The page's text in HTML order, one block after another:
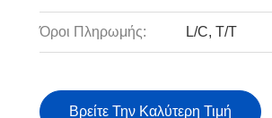
Όροι Πληρωμής: L/C, T/T
Βρείτε Την Καλύτερη Τιμή